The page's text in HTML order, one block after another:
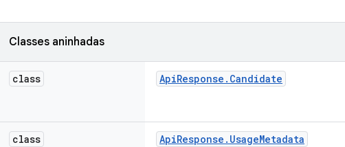
Classes aninhadas
class ApiResponse . Candidate
class ApiResponse . UsageMetadata